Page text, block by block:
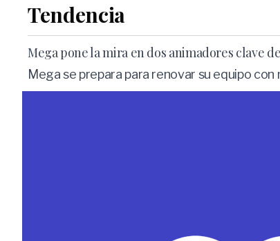
Tendencia
Mega pone la mira en dos animadores clave
Mega se prepara para renovar su equipo